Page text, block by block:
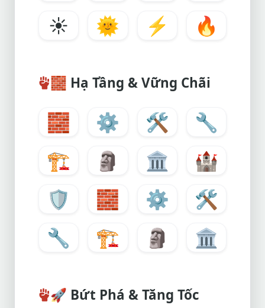
☀️
🌞 ⚡ 🔥
🧱 Hạ Tầng & Vững Chãi
🧱 ⚙️ 🛠️
🔧
🏗️
🗿 🏛️
🏰
🛡️
🧱 ⚙️
🛠️
🔧
🏗️ 🗿 🏛️
🚀 Bứt Phá & Tăng Tốc